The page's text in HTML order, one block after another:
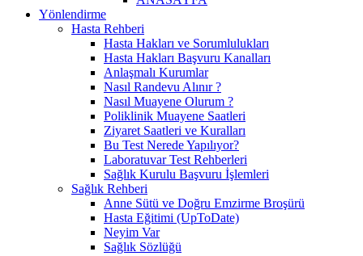
Yönlendirme
Hasta Rehberi
Hasta Hakları ve Sorumlulukları
Hasta Hakları Başvuru Kanalları
Anlaşmalı Kurumlar
Nasıl Randevu Alınır ?
Nasıl Muayene Olurum ?
Poliklinik Muayene Saatleri
Ziyaret Saatleri ve Kuralları
Bu Test Nerede Yapılıyor?
Laboratuvar Test Rehberleri
Sağlık Kurulu Başvuru İşlemleri
Sağlık Rehberi
Anne Sütü ve Doğru Emzirme Broşürü
Hasta Eğitimi (UpToDate)
Neyim Var
Sağlık Sözlüğü